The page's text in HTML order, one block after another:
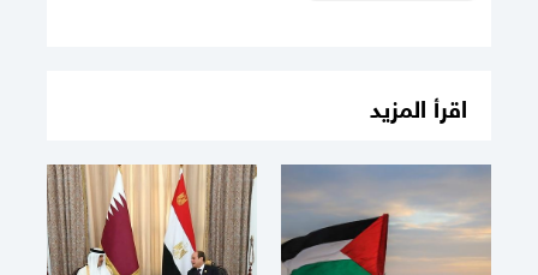
اقرأ المزيد